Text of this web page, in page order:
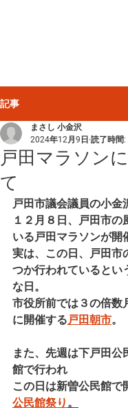
記事
戸田マラソン
て
まさし 小金沢
2024年12月9日 読了時間:
戸田市議会議員の小金
１２月８日、戸田市の
いる戸田マラソンが開
実は、この日、戸田市
つか行われているとい
な日。
市役所前では３の倍数
に開催する戸田朝市。
また、先週は下戸田公
館で行われ
この日は新曽公民館で
公民館祭り 。